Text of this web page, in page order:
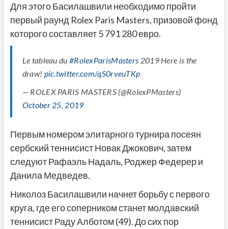
Для этого Басилашвили необходимо пройти
первый раунд Rolex Paris Masters, призовой фонд
которого составляет 5 791 280 евро.
Le tableau du #RolexParisMasters 2019 Here is the
draw! pic.twitter.com/qS0rveuTKp
— ROLEX PARIS MASTERS (@RolexPMasters)
October 25, 2019
Первым номером элитарного турнира посеян
сербский теннисист Новак Джокович, затем
следуют Рафаэль Надаль, Роджер Федерер и
Данила Медведев.
Николоз Басилашвили начнет борьбу с первого
круга, где его соперником станет молдавский
теннисист Раду Алботом (49). До сих пор